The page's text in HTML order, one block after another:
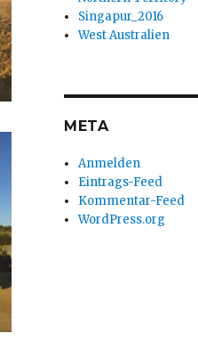
Singapur_2016
West Australien
META
Anmelden
Eintrags-Feed
Kommentar-Feed
WordPress.org